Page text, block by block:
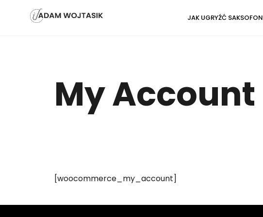
JAK UGRYŹĆ SAKSOFON
My Account
[woocommerce_my_account]